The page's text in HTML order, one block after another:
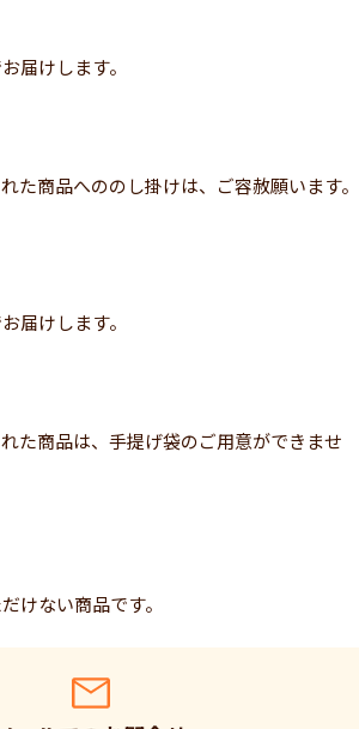
届けします。
た商品へののし掛けは、ご容赦願います。
届けします。
た商品は、手提げ袋のご用意ができませ
けない商品です。